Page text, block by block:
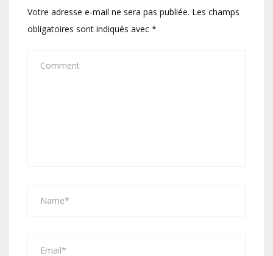
Votre adresse e-mail ne sera pas publiée. Les champs
obligatoires sont indiqués avec *